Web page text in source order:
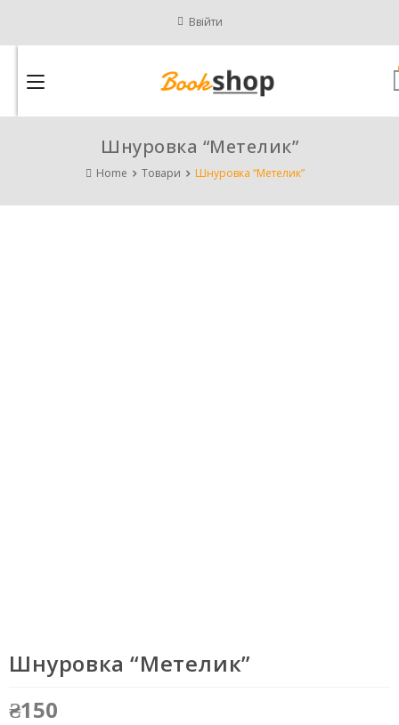
Ввійти
Шнуровка “Метелик”
Home Товари Шнуровка “Метелик”
Шнуровка “Метелик”
₴150